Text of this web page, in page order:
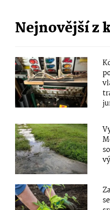
Nejnovější z